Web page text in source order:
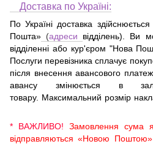
Доставка по Україні:
По Україні доставка
Пошта» (адреси
відділень). Ви
відділенні або кур'єром "Нова
Послуги перевізника сплачує
після внесення авансового
авансу змінюється в
товару. Максимальний розмір
* ВАЖЛИВО! Замовлення сума
відправляються «Новою Поштою»